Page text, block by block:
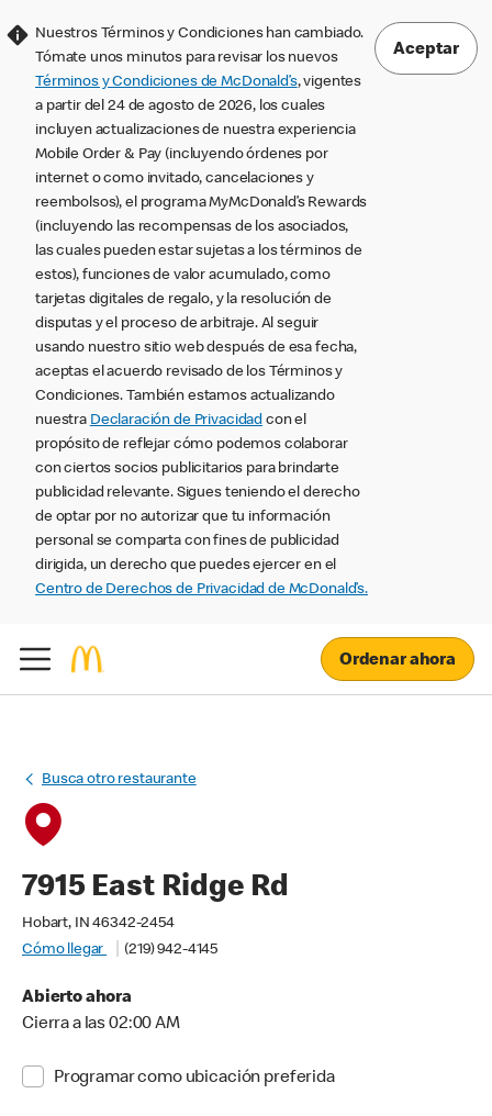
Nuestros Términos y Condiciones han cambiado.
Tómate unos minutos para revisar los nuevos
Términos y Condiciones de McDonald’s, vigentes
a partir del 24 de agosto de 2026, los cuales
incluyen actualizaciones de nuestra experiencia
Mobile Order & Pay (incluyendo órdenes por
internet o como invitado, cancelaciones y
reembolsos), el programa MyMcDonald’s Rewards
(incluyendo las recompensas de los asociados,
las cuales pueden estar sujetas a los términos de
estos), funciones de valor acumulado, como
tarjetas digitales de regalo, y la resolución de
disputas y el proceso de arbitraje. Al seguir
usando nuestro sitio web después de esa fecha,
aceptas el acuerdo revisado de los Términos y
Condiciones. También estamos actualizando
nuestra Declaración de Privacidad con el
propósito de reflejar cómo podemos colaborar
con ciertos socios publicitarios para brindarte
publicidad relevante. Sigues teniendo el derecho
de optar por no autorizar que tu información
personal se comparta con fines de publicidad
dirigida, un derecho que puedes ejercer en el
Centro de Derechos de Privacidad de McDonald’s.
Aceptar
Ordenar ahora
Busca otro restaurante
7915 East Ridge Rd
Hobart, IN 46342-2454
Cómo llegar
(219) 942-4145
Abierto ahora
Cierra a las 02:00 AM
Programar como ubicación preferida